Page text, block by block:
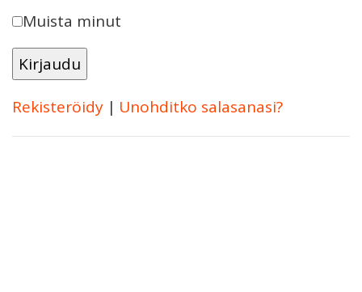
Muista minut
Rekisteröidy | Unohditko salasanasi?